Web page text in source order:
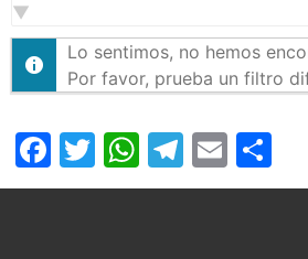
Lo sentimos, no hemos
Por favor, prueba un filtro
Facebook
Twitter
WhatsApp
Email